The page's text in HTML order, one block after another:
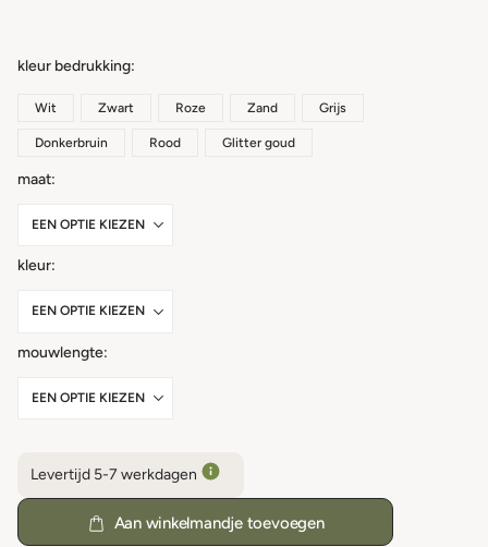
kleur bedrukking
Wit Zwart Roze Zand Grijs
Donkerbruin Rood Glitter goud
maat
kleur
mouwlengte
Levertijd 5-7 werkdagen
Aan winkelmandje toevoegen